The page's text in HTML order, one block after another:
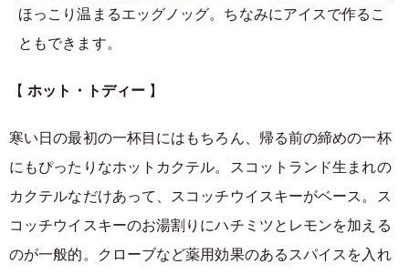
ほっこり温まるエッグノッグ。ちなみにアイスで作るこ
ともできます。
【ホット・トディー 】
寒い日の最初の一杯目にはもちろん、帰る前の締めの一杯
にもぴったりなホットカクテル。スコットランド生まれの
カクテルなだけあって、スコッチウイスキーがベース。ス
コッチウイスキーのお湯割りにハチミツとレモンを加える
のが一般的。クローブなど薬用効果のあるスパイスを入れ